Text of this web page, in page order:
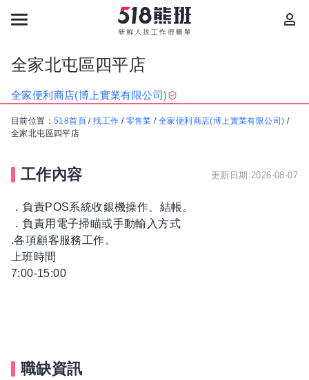
全家北屯區四平店
全家便利商店(博上實業有限公司)
目前位置： 518首頁 /找工作 / 零售業 /全家便利商店(博上實業有限公司) /
全家北屯區四平店
工作內容 更新日期:2026-08-07
．負責POS系統收銀機操作、結帳。
．負責用電子掃瞄或手動輸入方式
.各項顧客服務工作。
上班時間
7:00-15:00
職缺資訊